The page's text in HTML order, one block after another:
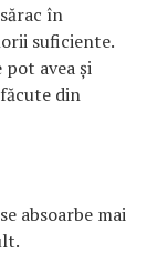
în
suficiente.
avea și
din
absoarbe mai